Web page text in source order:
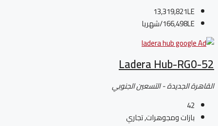
13,319,821LE
166,498LE/شهريا
Ladera Hub-RG0-52
القاهرة الجديدة - التسعين الجنوبي
42
بازات ومجوهرات, تجاري